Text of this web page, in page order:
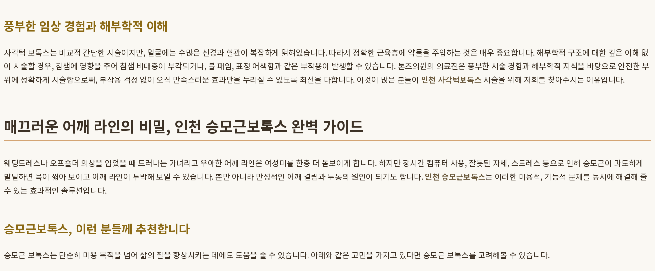
풍부한 임상 경험과 해부학적 이해
사각턱 보톡스는 비교적 간단한 시술이지만, 얼굴에는 수많은 신경과 혈관이 복잡하게 얽혀있습니다. 따라서 정확한 근육층에 약물을 주입하는 것은 매우 중요합니다. 해부학적 구조에 대한 깊은 이해 없
이 시술할 경우, 침샘에 영향을 주어 침샘 비대증이 부각되거나, 볼 패임, 표정 어색함과 같은 부작용이 발생할 수 있습니다. 톤즈의원의 의료진은 풍부한 시술 경험과 해부학적 지식을 바탕으로 안전한 부
위에 정확하게 시술함으로써, 부작용 걱정 없이 오직 만족스러운 효과만을 누리실 수 있도록 최선을 다합니다. 이것이 많은 분들이 인천 사각턱보톡스 시술을 위해 저희를 찾아주시는 이유입니다.
매끄러운 어깨 라인의 비밀, 인천 승모근보톡스 완벽 가이드
웨딩드레스나 오프숄더 의상을 입었을 때 드러나는 가녀리고 우아한 어깨 라인은 여성미를 한층 더 돋보이게 합니다. 하지만 장시간 컴퓨터 사용, 잘못된 자세, 스트레스 등으로 인해 승모근이 과도하게
발달하면 목이 짧아 보이고 어깨 라인이 투박해 보일 수 있습니다. 뿐만 아니라 만성적인 어깨 결림과 두통의 원인이 되기도 합니다. 인천 승모근보톡스는 이러한 미용적, 기능적 문제를 동시에 해결해 줄
수 있는 효과적인 솔루션입니다.
승모근보톡스, 이런 분들께 추천합니다
승모근 보톡스는 단순히 미용 목적을 넘어 삶의 질을 향상시키는 데에도 도움을 줄 수 있습니다. 아래와 같은 고민을 가지고 있다면 승모근 보톡스를 고려해볼 수 있습니다.